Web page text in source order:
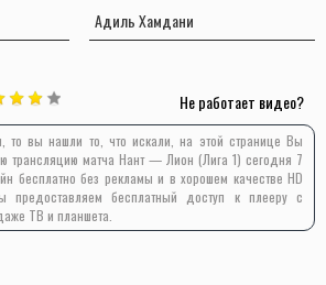
Адиль Хамдани
Не работает видео?
то вы нашли то, что искали, на этой странице Вы
трансляцию матча Нант — Лион (Лига 1) сегодня 7
бесплатно без рекламы и в хорошем качестве HD
бесплатный доступ к плееру с
ТВ и планшета.